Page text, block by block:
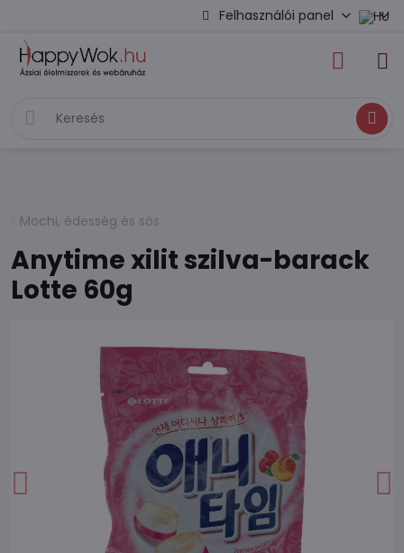
Felhasználói panel
Keresés
Mochi, édesség és sós
Anytime xilit szilva-barack
Lotte 60g